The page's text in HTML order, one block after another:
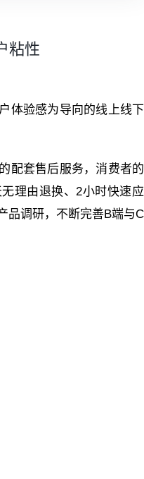
粘性
体验感为导向的线上线下
配套售后服务，消费者的
理由退换、2小时快速应
品调研，不断完善B端与C